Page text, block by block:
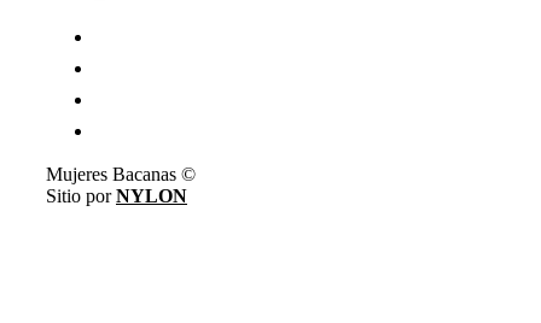
Mujeres Bacanas ©
Sitio porNYLON